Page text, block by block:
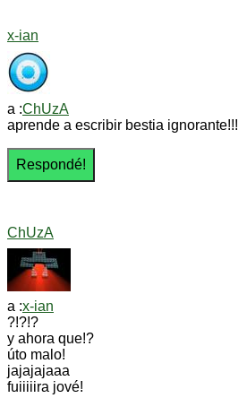
x-ian
a :ChUzA
aprende a escribir bestia ignorante!!!
ChUzA
a :x-ian
?!?!?
y ahora que!?
úto malo!
jajajajaaa
fuiiiiira jové!